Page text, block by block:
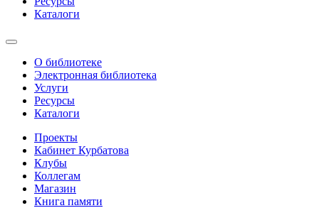
Каталоги
О библиотеке
Электронная библиотека
Услуги
Ресурсы
Каталоги
Проекты
Кабинет Курбатова
Клубы
Коллегам
Магазин
Книга памяти